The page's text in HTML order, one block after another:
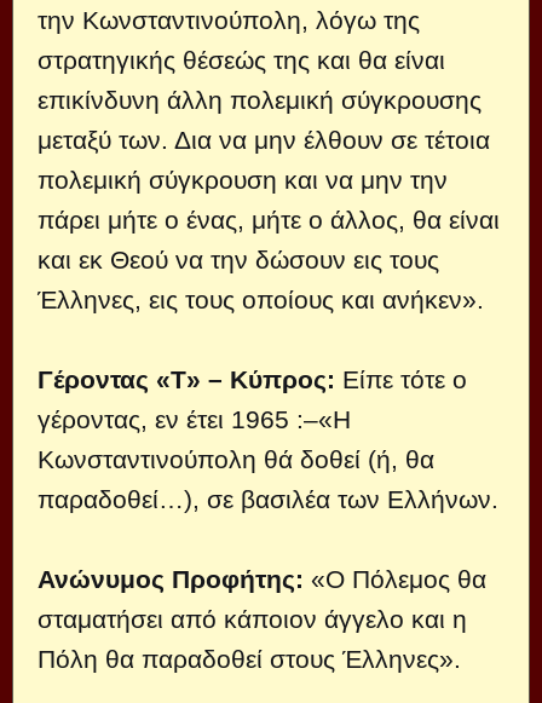
την Κωνσταντινούπολη, λόγω της
στρατηγικής θέσεώς της και θα είναι
επικίνδυνη άλλη πολεμική σύγκρουσης
μεταξύ των. Δια να μην έλθουν σε τέτοια
πολεμική σύγκρουση και να μην την
πάρει μήτε ο ένας, μήτε ο άλλος, θα είναι
και εκ Θεού να την δώσουν εις τους
Έλληνες, εις τους οποίους και ανήκεν».
Γέροντας «Τ» – Κύπρος: Είπε τότε ο
γέροντας, εν έτει 1965 :–«Η
Κωνσταντινούπολη θά δοθεί (ή, θα
παραδοθεί…), σε βασιλέα των Ελλήνων.
Ανώνυμος Προφήτης: «Ο Πόλεμος θα
σταματήσει από κάποιον άγγελο και η
Πόλη θα παραδοθεί στους Έλληνες».